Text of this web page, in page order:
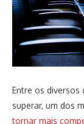
Entre os diversos
superar, um dos
tornar mais